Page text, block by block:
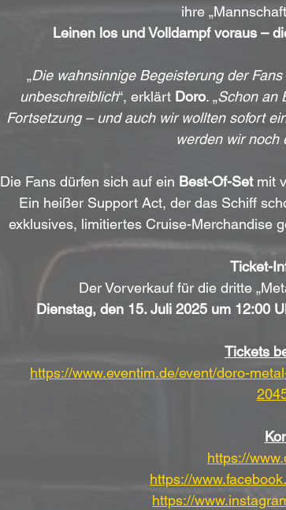
ihre
Leinen los und Volldampf voraus –
„Die wahnsinnige Begeisterung der
unbeschreiblich“, erklärt Doro. „Schon an
Fortsetzung – und auch wir wollten sofort
werden wir noch
Die Fans dürfen sich auf ein Best-Of-Set mit
Ein heißer Support Act, der das Schiff
exklusives, limitiertes Cruise-Merchandise
Ticket-
Der Vorverkauf für die dritte
Dienstag, den 15. Juli 2025 um 12:00
Tickets
https://www.eventim.de/event/doro-
https://
https://
https://